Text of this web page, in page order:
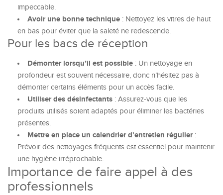
impeccable.
Avoir une bonne technique : Nettoyez les vitres de haut
en bas pour éviter que la saleté ne redescende.
Pour les bacs de réception
Démonter lorsqu’il est possible : Un nettoyage en
profondeur est souvent nécessaire, donc n’hésitez pas à
démonter certains éléments pour un accès facile.
Utiliser des désinfectants : Assurez-vous que les
produits utilisés soient adaptés pour éliminer les bactéries
présentes.
Mettre en place un calendrier d’entretien régulier:
Prévoir des nettoyages fréquents est essentiel pour maintenir
une hygiène irréprochable.
Importance de faire appel à des
professionnels